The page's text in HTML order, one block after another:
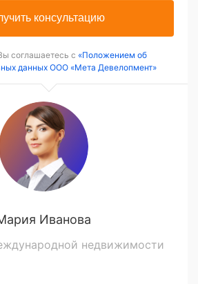
консультацию
соглашаетесь с «Положением об
данных ООО «Мета Девелопмент»
Иванова
недвижимости